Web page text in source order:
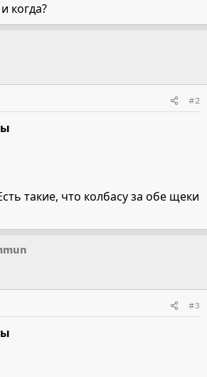
когда?
#2
такие, что колбасу за обе щеки
#3